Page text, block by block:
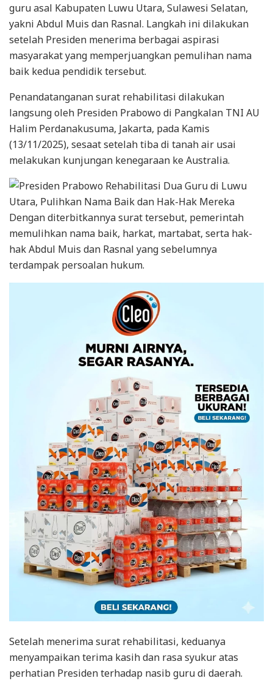
guru asal Kabupaten Luwu Utara, Sulawesi Selatan,
yakni Abdul Muis dan Rasnal. Langkah ini dilakukan
setelah Presiden menerima berbagai aspirasi
masyarakat yang memperjuangkan pemulihan nama
baik kedua pendidik tersebut.
Penandatanganan surat rehabilitasi dilakukan
langsung oleh Presiden Prabowo di Pangkalan TNI AU
Halim Perdanakusuma, Jakarta, pada Kamis
(13/11/2025), sesaat setelah tiba di tanah air usai
melakukan kunjungan kenegaraan ke Australia.
Dengan diterbitkannya surat tersebut, pemerintah
memulihkan nama baik, harkat, martabat, serta hak-
hak Abdul Muis dan Rasnal yang sebelumnya
terdampak persoalan hukum.
Setelah menerima surat rehabilitasi, keduanya
menyampaikan terima kasih dan rasa syukur atas
perhatian Presiden terhadap nasib guru di daerah.